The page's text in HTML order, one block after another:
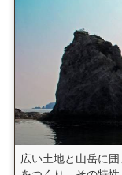
広い土地と山岳に